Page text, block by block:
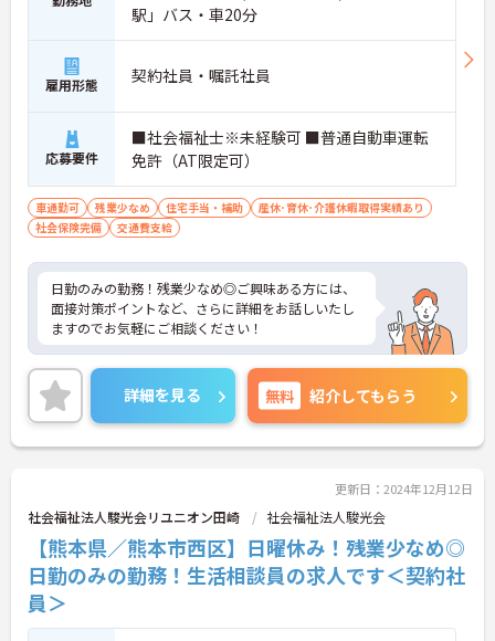
駅」バス・車20分
雇用形態 契約社員・嘱託社員
応募要件
■社会福祉士※未経験可 ■普通自動車運転
免許（AT限定可）
車通勤可 残業少なめ 住宅手当・補助
産休･育休･介護休暇取得実績あり
社会保険完備
交通費支給
日勤のみの勤務！残業少なめ◎ご興味ある方には、
面接対策ポイントなど、さらに詳細をお話しいたし
ますのでお気軽にご相談ください！
詳細を見る 無料 紹介してもらう
更新日：2024年12月12日
社会福祉法人駿光会リユニオン田崎 社会福祉法人駿光会
【熊本県／熊本市西区】日曜休み！残業少なめ◎
日勤のみの勤務！生活相談員の求人です＜契約社
員＞